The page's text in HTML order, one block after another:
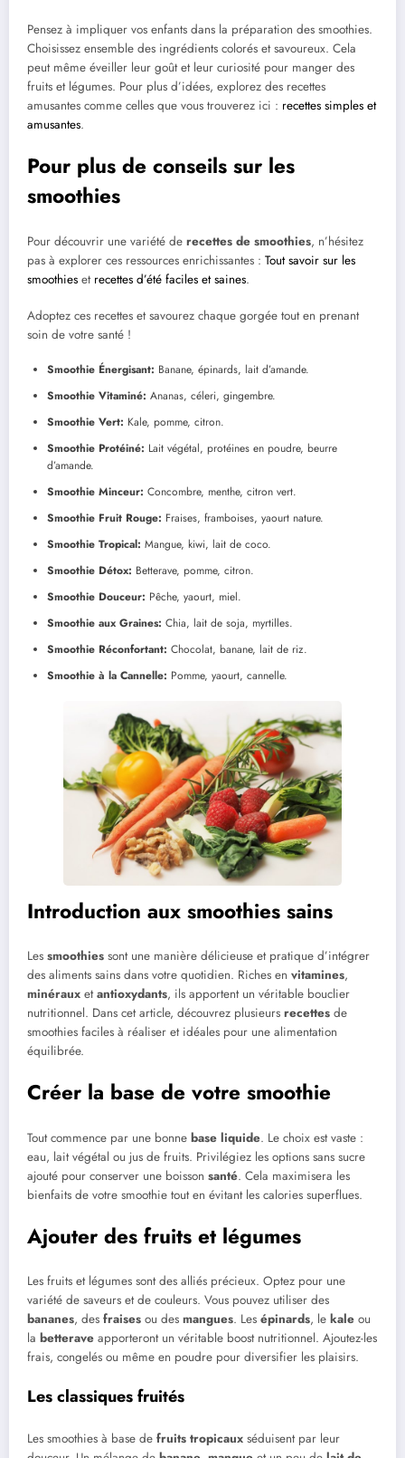
Pensez à impliquer vos enfants dans la préparation des smoothies.
Choisissez ensemble des ingrédients colorés et savoureux. Cela
peut même éveiller leur goût et leur curiosité pour manger des
fruits et légumes. Pour plus d’idées, explorez des recettes
amusantes comme celles que vous trouverez ici : recettes simples et
amusantes.
Pour plus de conseils sur les
smoothies
Pour découvrir une variété de recettes de smoothies, n’hésitez
pas à explorer ces ressources enrichissantes : Tout savoir sur les
smoothies et recettes d’été faciles et saines.
Adoptez ces recettes et savourez chaque gorgée tout en prenant
soin de votre santé !
Smoothie Énergisant: Banane, épinards, lait d’amande.
Smoothie Vitaminé: Ananas, céleri, gingembre.
Smoothie Vert: Kale, pomme, citron.
Smoothie Protéiné: Lait végétal, protéines en poudre, beurre
d’amande.
Smoothie Minceur: Concombre, menthe, citron vert.
Smoothie Fruit Rouge: Fraises, framboises, yaourt nature.
Smoothie Tropical: Mangue, kiwi, lait de coco.
Smoothie Détox: Betterave, pomme, citron.
Smoothie Douceur: Pêche, yaourt, miel.
Smoothie aux Graines: Chia, lait de soja, myrtilles.
Smoothie Réconfortant: Chocolat, banane, lait de riz.
Smoothie à la Cannelle: Pomme, yaourt, cannelle.
Introduction aux smoothies sains
Les smoothies sont une manière délicieuse et pratique d’intégrer
des aliments sains dans votre quotidien. Riches en vitamines,
minéraux etantioxydants, ils apportent un véritable bouclier
nutritionnel. Dans cet article, découvrez plusieurs recettes de
smoothies faciles à réaliser et idéales pour une alimentation
équilibrée.
Créer la base de votre smoothie
Tout commence par une bonne base liquide. Le choix est vaste :
eau, lait végétal ou jus de fruits. Privilégiez les options sans sucre
ajouté pour conserver une boisson santé. Cela maximisera les
bienfaits de votre smoothie tout en évitant les calories superflues.
Ajouter des fruits et légumes
Les fruits et légumes sont des alliés précieux. Optez pour une
variété de saveurs et de couleurs. Vous pouvez utiliser des
bananes, des fraises ou des mangues. Les épinards, le kale ou
la betterave apporteront un véritable boost nutritionnel. Ajoutez-les
frais, congelés ou même en poudre pour diversifier les plaisirs.
Les classiques fruités
Les smoothies à base de fruits tropicaux séduisent par leur